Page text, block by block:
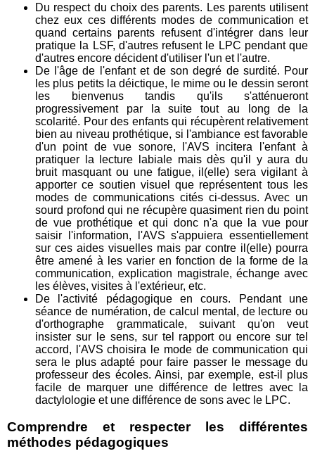
Du respect du choix des parents. Les parents utilisent
chez eux ces différents modes de communication et
quand certains parents refusent d'intégrer dans leur
pratique la LSF, d'autres refusent le LPC pendant que
d'autres encore décident d'utiliser l'un et l'autre.
De l'âge de l'enfant et de son degré de surdité. Pour
les plus petits la déictique, le mime ou le dessin seront
les bienvenus tandis qu'ils s'atténueront
progressivement par la suite tout au long de la
scolarité. Pour des enfants qui récupèrent relativement
bien au niveau prothétique, si l'ambiance est favorable
d'un point de vue sonore, l'AVS incitera l'enfant à
pratiquer la lecture labiale mais dès qu'il y aura du
bruit masquant ou une fatigue, il(elle) sera vigilant à
apporter ce soutien visuel que représentent tous les
modes de communications cités ci-dessus. Avec un
sourd profond qui ne récupère quasiment rien du point
de vue prothétique et qui donc n'a que la vue pour
saisir l'information, l'AVS s'appuiera essentiellement
sur ces aides visuelles mais par contre il(elle) pourra
être amené à les varier en fonction de la forme de la
communication, explication magistrale, échange avec
les élèves, visites à l'extérieur, etc.
De l'activité pédagogique en cours. Pendant une
séance de numération, de calcul mental, de lecture ou
d'orthographe grammaticale, suivant qu'on veut
insister sur le sens, sur tel rapport ou encore sur tel
accord, l'AVS choisira le mode de communication qui
sera le plus adapté pour faire passer le message du
professeur des écoles. Ainsi, par exemple, est-il plus
facile de marquer une différence de lettres avec la
dactylologie et une différence de sons avec le LPC.
Comprendre et respecter les différentes
méthodes pédagogiques